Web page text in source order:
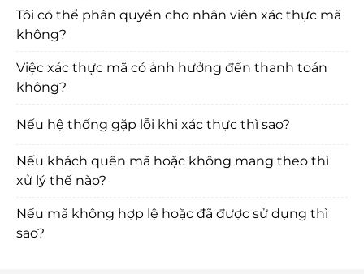
Tôi có thể phân quyền cho nhân viên xác thực mã
không?
Việc xác thực mã có ảnh hưởng đến thanh toán
không?
Nếu hệ thống gặp lỗi khi xác thực thì sao?
Nếu khách quên mã hoặc không mang theo thì
xử lý thế nào?
Nếu mã không hợp lệ hoặc đã được sử dụng thì
sao?